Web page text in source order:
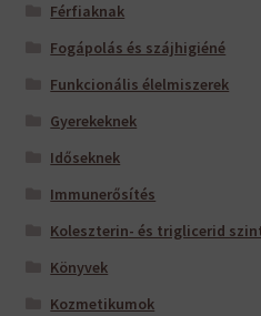
Férfiaknak
Fogápolás és szájhigiéné
Funkcionális élelmiszerek
Gyerekeknek
Időseknek
Immunerősítés
Koleszterin- és triglicerid
Könyvek
Kozmetikumok